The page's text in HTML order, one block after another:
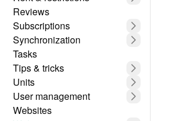
Reviews
Subscriptions
Synchronization
Tasks
Tips & tricks
Units
User management
Websites